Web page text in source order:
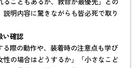
説明内容に驚きながらも皆必死で取り
い確認
る際の動作や、装着時の注意点も学び
性の場合はどうするか」「小さなこど